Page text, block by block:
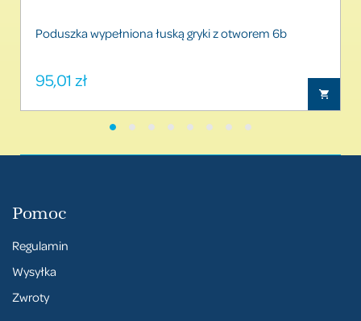
Poduszka wypełniona łuską gryki z otworem 6b
95,01 zł
Pomoc
Regulamin
Wysyłka
Zwroty